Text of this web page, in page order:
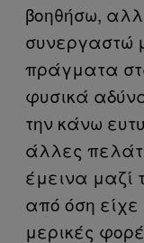
βοηθήσω,
συνεργαστώ
πράγματα
φυσικά
την κάνω
άλλες
έμεινα μαζί
από όση είχε
μερικές